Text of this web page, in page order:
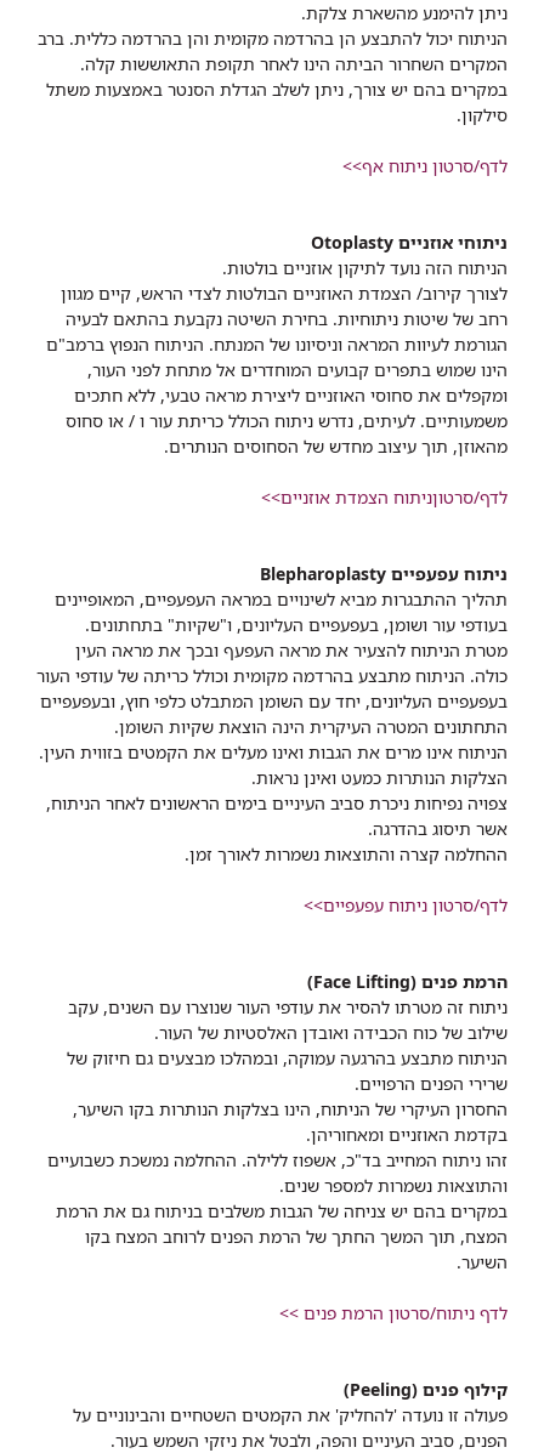
ניתן להימנע מהשארת צלקת.
הניתוח יכול להתבצע הן בהרדמה מקומית והן בהרדמה כללית. ברב
המקרים השחרור הביתה הינו לאחר תקופת התאוששות קלה.
במקרים בהם יש צורך, ניתן לשלב הגדלת הסנטר באמצעות משתל
סילקון.
לדף/סרטון ניתוח אף>>
ניתוחי אוזניים Otoplasty
הניתוח הזה נועד לתיקון אוזניים בולטות.
לצורך קירוב/ הצמדת האוזניים הבולטות לצדי הראש, קיים מגוון
רחב של שיטות ניתוחיות. בחירת השיטה נקבעת בהתאם לבעיה
הגורמת לעיוות המראה וניסיונו של המנתח. הניתוח הנפוץ ברמב"ם
הינו שמוש בתפרים קבועים המוחדרים אל מתחת לפני העור,
ומקפלים את סחוסי האוזניים ליצירת מראה טבעי, ללא חתכים
משמעותיים. לעיתים, נדרש ניתוח הכולל כריתת עור ו / או סחוס
מהאוזן, תוך עיצוב מחדש של הסחוסים הנותרים.
לדף/סרטוןניתוח הצמדת אוזניים>>
ניתוח עפעפיים Blepharoplasty
תהליך ההתבגרות מביא לשינויים במראה העפעפיים, המאופיינים
בעודפי עור ושומן, בעפעפיים העליונים, ו"שקיות" בתחתונים.
מטרת הניתוח להצעיר את מראה העפעף ובכך את מראה העין
כולה. הניתוח מתבצע בהרדמה מקומית וכולל כריתה של עודפי העור
בעפעפיים העליונים, יחד עם השומן המתבלט כלפי חוץ, ובעפעפיים
התחתונים המטרה העיקרית הינה הוצאת שקיות השומן.
הניתוח אינו מרים את הגבות ואינו מעלים את הקמטים בזווית העין.
הצלקות הנותרות כמעט ואינן נראות.
צפויה נפיחות ניכרת סביב העיניים בימים הראשונים לאחר הניתוח,
אשר תיסוג בהדרגה.
ההחלמה קצרה והתוצאות נשמרות לאורך זמן.
לדף/סרטון ניתוח עפעפיים>>
הרמת פנים (Face Lifting)
ניתוח זה מטרתו להסיר את עודפי העור שנוצרו עם השנים, עקב
שילוב של כוח הכבידה ואובדן האלסטיות של העור.
הניתוח מתבצע בהרגעה עמוקה, ובמהלכו מבצעים גם חיזוק של
שרירי הפנים הרפויים.
החסרון העיקרי של הניתוח, הינו בצלקות הנותרות בקו השיער,
בקדמת האוזניים ומאחוריהן.
זהו ניתוח המחייב בד"כ, אשפוז ללילה. ההחלמה נמשכת כשבועיים
והתוצאות נשמרות למספר שנים.
במקרים בהם יש צניחה של הגבות משלבים בניתוח גם את הרמת
המצח, תוך המשך החתך של הרמת הפנים לרוחב המצח בקו
השיער.
לדף ניתוח/סרטון הרמת פנים >>
קילוף פנים (Peeling)
פעולה זו נועדה 'להחליק' את הקמטים השטחיים והבינוניים על
הפנים, סביב העיניים והפה, ולבטל את ניזקי השמש בעור.